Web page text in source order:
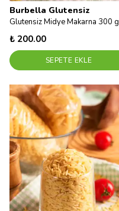
Burbella Glutensiz
Glutensiz Midye Makarna 300 g
₺ 200.00
SEPETE EKLE